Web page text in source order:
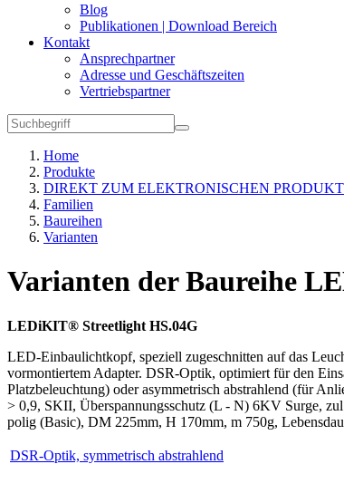
Blog
Publikationen | Download Bereich
Kontakt
Ansprechpartner
Adresse und Geschäftszeiten
Vertriebspartner
Home
Produkte
DIREKT ZUM ELEKTRONISCHEN
Familien
Baureihen
Varianten
Varianten der Baureihe
LEDiKIT® Streetlight HS.04G
LED-Einbaulichtkopf, speziell zugeschnitten auf das
vormontiertem Adapter. DSR-Optik, optimiert für den
Platzbeleuchtung) oder asymmetrisch abstrahlend (für
> 0,9, SKII, Überspannungsschutz (L - N) 6KV Surge,
polig (Basic), DM 225mm, H 170mm, m 750g,
DSR-Optik, symmetrisch abstrahlend